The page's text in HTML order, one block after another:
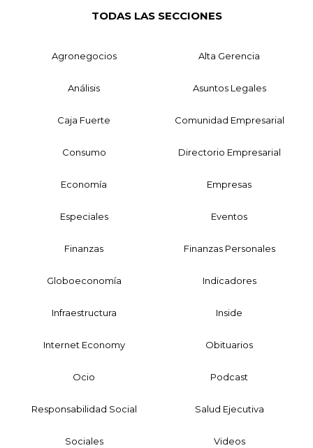
TODAS LAS SECCIONES
Agronegocios Alta Gerencia
Análisis Asuntos Legales
Caja Fuerte Comunidad Empresarial
Consumo Directorio Empresarial
Economía Empresas
Especiales Eventos
Finanzas Finanzas Personales
Globoeconomía Indicadores
Infraestructura Inside
Internet Economy Obituarios
Ocio Podcast
Responsabilidad Social Salud Ejecutiva
Sociales Videos